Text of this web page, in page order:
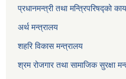
प्रधानमन्त्री तथा मन्त्रिपरिषद्को
अर्थ मन्त्रालय
शहरि विकास मन्त्रालय
श्रम रोजगार तथा सामाजिक सुरक्षा